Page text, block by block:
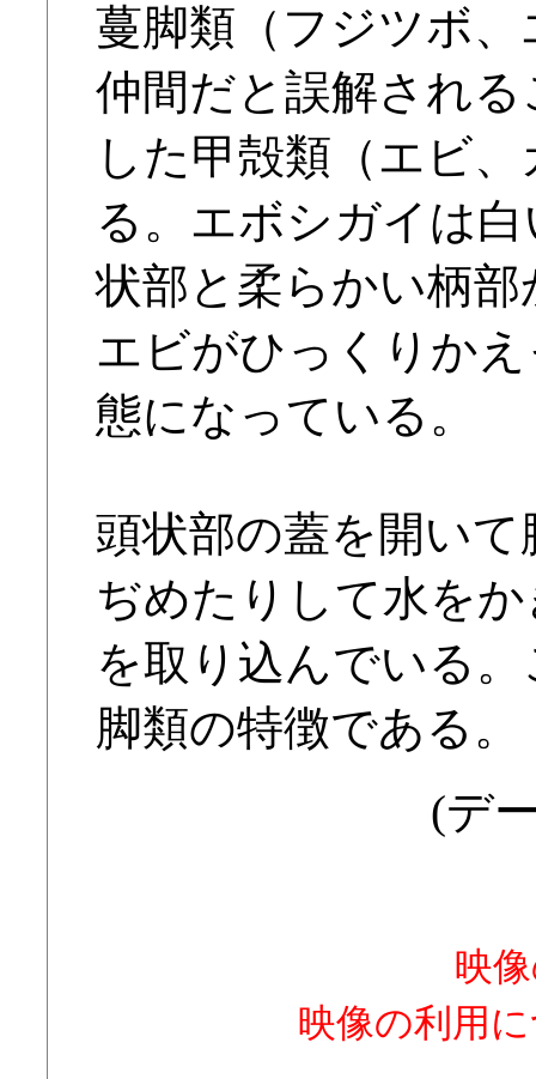
蔓脚類（フジツボ
仲間だと誤解され
した甲殻類（エビ
る。エボシガイは
状部と柔らかい柄
エビがひっくりか
態になっている。
頭状部の蓋を開い
ぢめたりして水を
を取り込んでいる
脚類の特徴である。
(デ
映
映像の利用